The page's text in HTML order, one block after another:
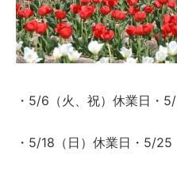
・5/6（火、祝）休業日・
・5/18（日）休業日・5/